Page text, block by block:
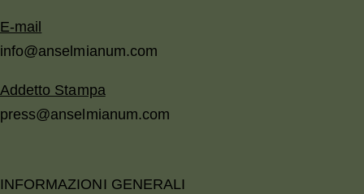
E-mail
info@anselmianum.com
Addetto Stampa
press@anselmianum.com
INFORMAZIONI GENERALI